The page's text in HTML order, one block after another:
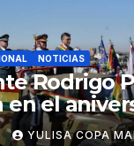
NOTICIAS
Rodrigo
en el
Armadas
YULISA COPA